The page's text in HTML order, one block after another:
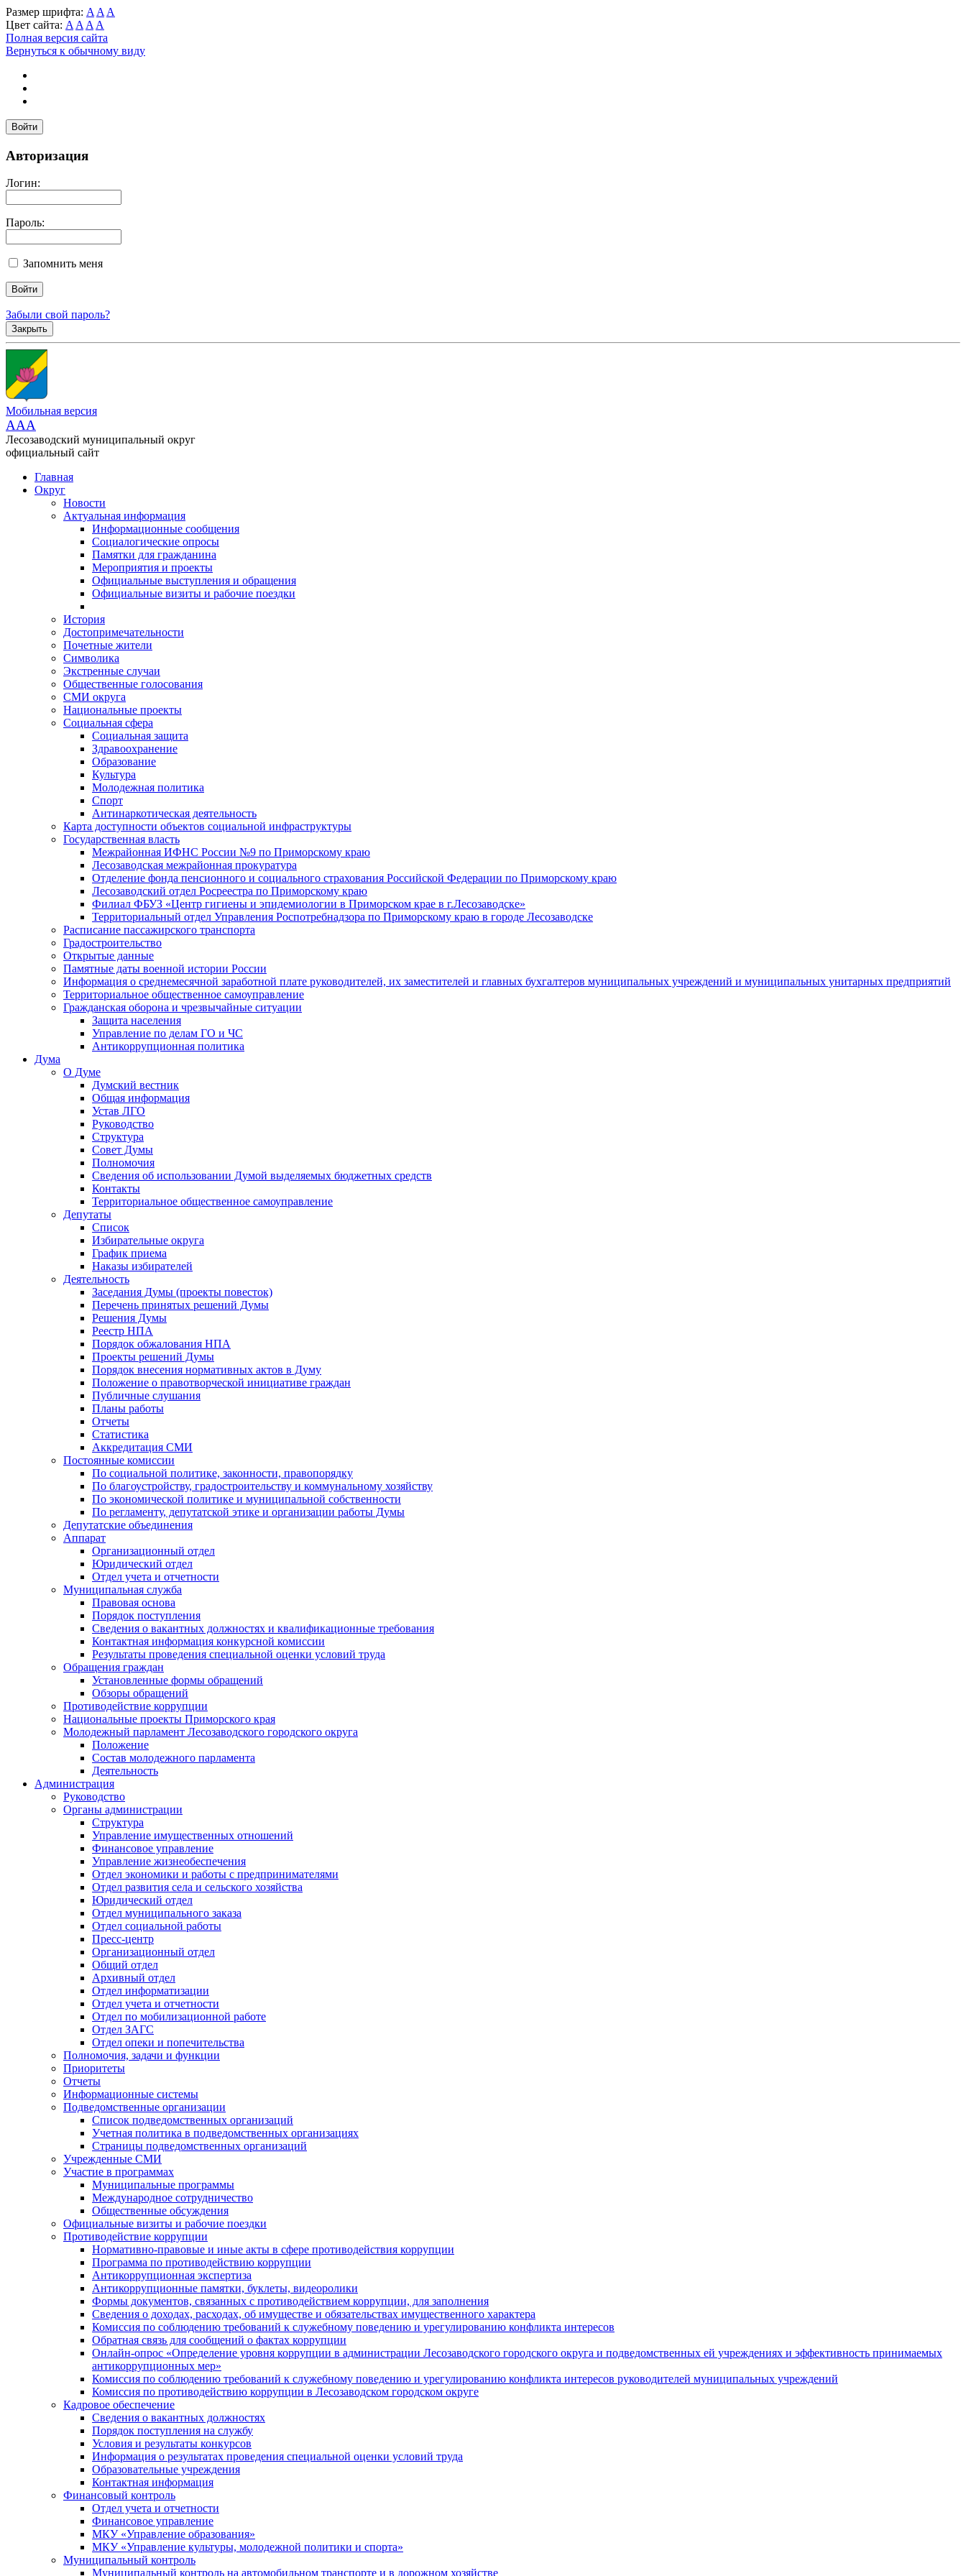
Размер шрифта: A A A
Цвет сайта: A A A A
Полная версия сайта
Вернуться к обычному виду
Войти
Авторизация
Логин:
Пароль:
Запомнить меня
Забыли свой пароль?
Закрыть
Мобильная версия
AAA
Лесозаводский муниципальный округ
официальный сайт
Главная
Округ
Новости
Актуальная информация
Информационные сообщения
Социалогические опросы
Памятки для гражданина
Мероприятия и проекты
Официальные выступления и обращения
Официальные визиты и рабочие поездки
История
Достопримечательности
Почетные жители
Символика
Экстренные случаи
Общественные голосования
СМИ округа
Национальные проекты
Социальная сфера
Социальная защита
Здравоохранение
Образование
Культура
Молодежная политика
Спорт
Антинаркотическая деятельность
Карта доступности объектов социальной инфраструктуры
Государственная власть
Межрайонная ИФНС России №9 по Приморскому краю
Лесозаводская межрайонная прокуратура
Отделение фонда пенсионного и социального страхования Российской Федерации по Приморскому краю
Лесозаводский отдел Росреестра по Приморскому краю
Филиал ФБУЗ «Центр гигиены и эпидемиологии в Приморском крае в г.Лесозаводске»
Территориальный отдел Управления Роспотребнадзора по Приморскому краю в городе Лесозаводске
Расписание пассажирского транспорта
Градостроительство
Открытые данные
Памятные даты военной истории России
Информация о среднемесячной заработной плате руководителей, их заместителей и главных бухгалтеров муниципальных учреждений и муниципальных унитарных предприятий
Территориальное общественное самоуправление
Гражданская оборона и чрезвычайные ситуации
Защита населения
Управление по делам ГО и ЧС
Антикоррупционная политика
Дума
О Думе
Думский вестник
Общая информация
Устав ЛГО
Руководство
Структура
Совет Думы
Полномочия
Сведения об использовании Думой выделяемых бюджетных средств
Контакты
Территориальное общественное самоуправление
Депутаты
Список
Избирательные округа
График приема
Наказы избирателей
Деятельность
Заседания Думы (проекты повесток)
Перечень принятых решений Думы
Решения Думы
Реестр НПА
Порядок обжалования НПА
Проекты решений Думы
Порядок внесения нормативных актов в Думу
Положение о правотворческой инициативе граждан
Публичные слушания
Планы работы
Отчеты
Статистика
Аккредитация СМИ
Постоянные комиссии
По социальной политике, законности, правопорядку
По благоустройству, градостроительству и коммунальному хозяйству
По экономической политике и муниципальной собственности
По регламенту, депутатской этике и организации работы Думы
Депутатские объединения
Аппарат
Организационный отдел
Юридический отдел
Отдел учета и отчетности
Муниципальная служба
Правовая основа
Порядок поступления
Сведения о вакантных должностях и квалификационные требования
Контактная информация конкурсной комиссии
Результаты проведения специальной оценки условий труда
Обращения граждан
Установленные формы обращений
Обзоры обращений
Противодействие коррупции
Национальные проекты Приморского края
Молодежный парламент Лесозаводского городского округа
Положение
Состав молодежного парламента
Деятельность
Администрация
Руководство
Органы администрации
Структура
Управление имущественных отношений
Финансовое управление
Управление жизнеобеспечения
Отдел экономики и работы с предпринимателями
Отдел развития села и сельского хозяйства
Юридический отдел
Отдел муниципального заказа
Отдел социальной работы
Пресс-центр
Организационный отдел
Общий отдел
Архивный отдел
Отдел информатизации
Отдел учета и отчетности
Отдел по мобилизационной работе
Отдел ЗАГС
Отдел опеки и попечительства
Полномочия, задачи и функции
Приоритеты
Отчеты
Информационные системы
Подведомственные организации
Список подведомственных организаций
Учетная политика в подведомственных организациях
Страницы подведомственных организаций
Учрежденные СМИ
Участие в программах
Муниципальные программы
Международное сотрудничество
Общественные обсуждения
Официальные визиты и рабочие поездки
Противодействие коррупции
Нормативно-правовые и иные акты в сфере противодействия коррупции
Программа по противодействию коррупции
Антикоррупционная экспертиза
Антикоррупционные памятки, буклеты, видеоролики
Формы документов, связанных с противодействием коррупции, для заполнения
Сведения о доходах, расходах, об имуществе и обязательствах имущественного характера
Комиссия по соблюдению требований к служебному поведению и урегулированию конфликта интересов
Обратная связь для сообщений о фактах коррупции
Онлайн-опрос «Определение уровня коррупции в администрации Лесозаводского городского округа и подведомственных ей учреждениях и эффективность принимаемых
антикоррупционных мер»
Комиссия по соблюдению требований к служебному поведению и урегулированию конфликта интересов руководителей муниципальных учреждений
Комиссия по противодействию коррупции в Лесозаводском городском округе
Кадровое обеспечение
Сведения о вакантных должностях
Порядок поступления на службу
Условия и результаты конкурсов
Информация о результатах проведения специальной оценки условий труда
Образовательные учреждения
Контактная информация
Финансовый контроль
Отдел учета и отчетности
Финансовое управление
МКУ «Управление образования»
МКУ «Управление культуры, молодежной политики и спорта»
Муниципальный контроль
Муниципальный контроль на автомобильном транспорте и в дорожном хозяйстве